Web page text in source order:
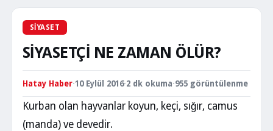
SIYASET
SİYASETÇİ NE ZAMAN ÖLÜR?
Hatay Haber·10 Eylül 2016·2 dk okuma·955 görüntülenme
Kurban olan hayvanlar koyun, keçi, sığır, camus
(manda) ve devedir.